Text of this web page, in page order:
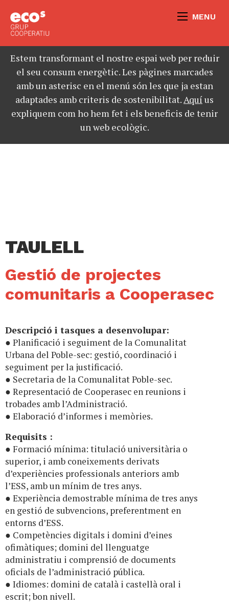
MENU
Estem transformant el nostre espai web per reduir
el seu consum energètic. Les pàgines marcades
amb un asterisc en el menú són les que ja estan
adaptades amb criteris de sostenibilitat.Aquíus
expliquem com ho hem fet i els beneficis de tenir
un web ecològic.
TAULELL
Gestió de projectes
comunitaris a Cooperasec
Descripció i tasques a desenvolupar:
● Planificació i seguiment de la Comunalitat
Urbana del Poble-sec: gestió, coordinació i
seguiment per la justificació.
● Secretaria de la Comunalitat Poble-sec.
● Representació de Cooperasec en reunions i
trobades amb l’Administració.
● Elaboració d’informes i memòries.
Requisits :
● Formació mínima: titulació universitària o
superior, i amb coneixements derivats
d’experiències professionals anteriors amb
l’ESS, amb un mínim de tres anys.
● Experiència demostrable mínima de tres anys
en gestió de subvencions, preferentment en
entorns d’ESS.
● Competències digitals i domini d’eines
ofimàtiques; domini del llenguatge
administratiu i comprensió de documents
oficials de l’administració pública.
● Idiomes: domini de català i castellà oral i
escrit; bon nivell.